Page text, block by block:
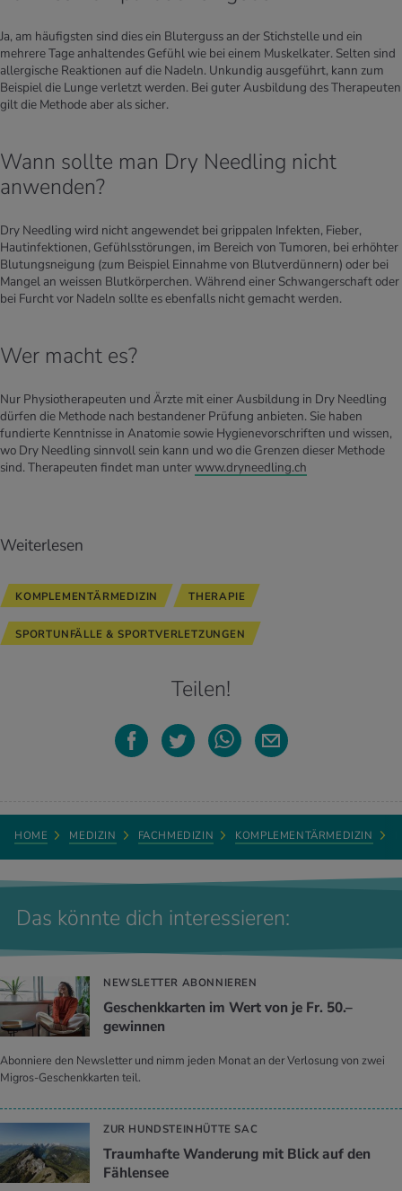
Ja, am häufigsten sind dies ein Bluterguss an der Stichstelle und ein
mehrere Tage anhaltendes Gefühl wie bei einem Muskelkater. Selten sind
allergische Reaktionen auf die Nadeln. Unkundig ausgeführt, kann zum
Beispiel die Lunge verletzt werden. Bei guter Ausbildung des Therapeuten
gilt die Methode aber als sicher.
Wann sollte man Dry Needling nicht
anwenden?
Dry Needling wird nicht angewendet bei grippalen Infekten, Fieber,
Hautinfektionen, Gefühlsstörungen, im Bereich von Tumoren, bei erhöhter
Blutungsneigung (zum Beispiel Einnahme von Blutverdünnern) oder bei
Mangel an weissen Blutkörperchen. Während einer Schwangerschaft oder
bei Furcht vor Nadeln sollte es ebenfalls nicht gemacht werden.
Wer macht es?
Nur Physiotherapeuten und Ärzte mit einer Ausbildung in Dry Needling
dürfen die Methode nach bestandener Prüfung anbieten. Sie haben
fundierte Kenntnisse in Anatomie sowie Hygienevorschriften und wissen,
wo Dry Needling sinnvoll sein kann und wo die Grenzen dieser Methode
sind. Therapeuten findet man unterwww.dryneedling.ch
Weiterlesen
KOMPLEMENTÄRMEDIZIN THERAPIE
SPORTUNFÄLLE & SPORTVERLETZUNGEN
Teilen!
HOME MEDIZIN FACHMEDIZIN KOMPLEMENTÄRMEDIZIN
Das könnte dich interessieren:
NEWSLETTER ABONNIEREN
Geschenkkarten im Wert von je Fr. 50.–
gewinnen
Abonniere den Newsletter und nimm jeden Monat an der Verlosung von zwei
Migros-Geschenkkarten teil.
ZUR HUNDSTEINHÜTTE SAC
Traumhafte Wanderung mit Blick auf den
Fählensee